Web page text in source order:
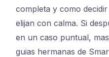
completa y como
elijan con calma. Si
en un caso puntual,
guias hermanas de